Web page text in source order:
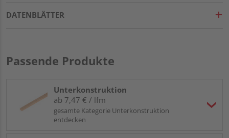
DATENBLÄTTER
Passende Produkte
Unterkonstruktion
ab 7,47 € / lfm
gesamte Kategorie Unterkonstruktion
entdecken